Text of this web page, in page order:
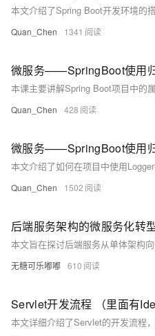
Quan_Chen 1341
Quan_Chen 428
Quan_Chen 1502
后端服务架构的微服务化转
无糖可乐嘟嘟 610